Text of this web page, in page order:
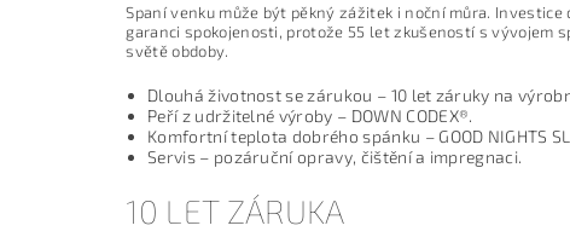
Spaní venku může být pěkný zážitek i noční můra.
garanci spokojenosti, protože 55 let zkušeností s vývojem
světě obdoby.
Dlouhá životnost se zárukou – 10 let záruky na
Peří z udržitelné výroby – DOWN CODEX®.
Komfortní teplota dobrého spánku – GOOD NIGHTS
Servis – pozáruční opravy, čištění a impregnaci.
10 LET ZÁRUKA